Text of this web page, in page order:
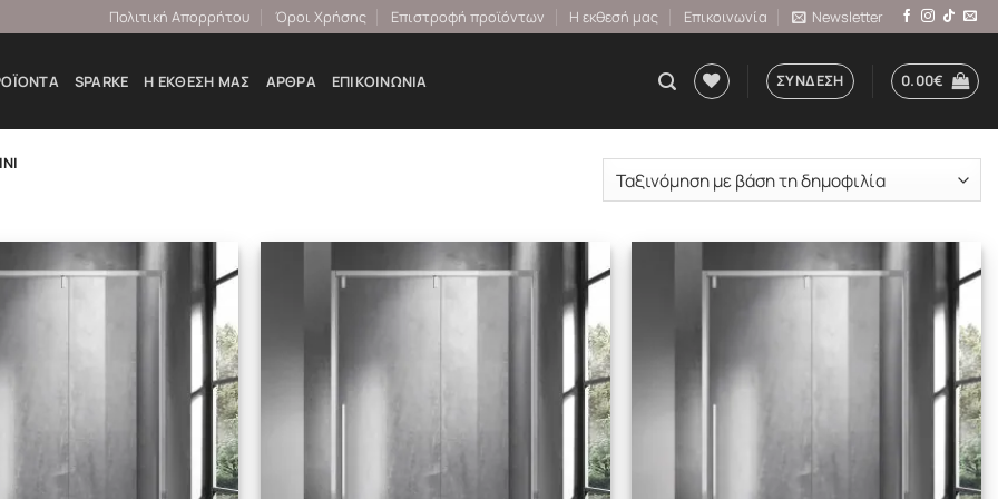
Πολιτική Απορρήτου Όροι Χρήσης Επιστροφή προϊόντων Η εκθεσή μας Επικοινωνία Newsletter
SPARKE Η ΕΚΘΕΣΉ ΜΑΣ ΆΡΘΡΑ ΕΠΙΚΟΙΝΩΝΊΑ ΣΎΝΔΕΣΗ 0.00€